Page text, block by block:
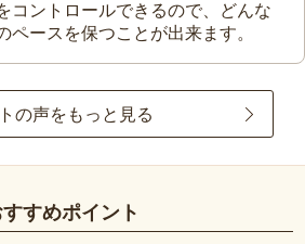
コントロールできるので、どんな
ペースを保つことが出来ます。
の声をもっと見る
すめポイント